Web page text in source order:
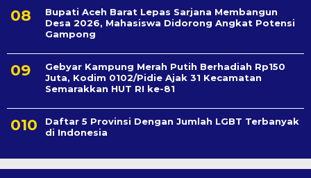
Bupati Aceh Barat Lepas Sarjana Membangun
Desa 2026, Mahasiswa Didorong Angkat Potensi
Gampong
Gebyar Kampung Merah Putih Berhadiah Rp150
Juta, Kodim 0102/Pidie Ajak 31 Kecamatan
Semarakkan HUT RI ke-81
Daftar 5 Provinsi Dengan Jumlah LGBT Terbanyak
di Indonesia